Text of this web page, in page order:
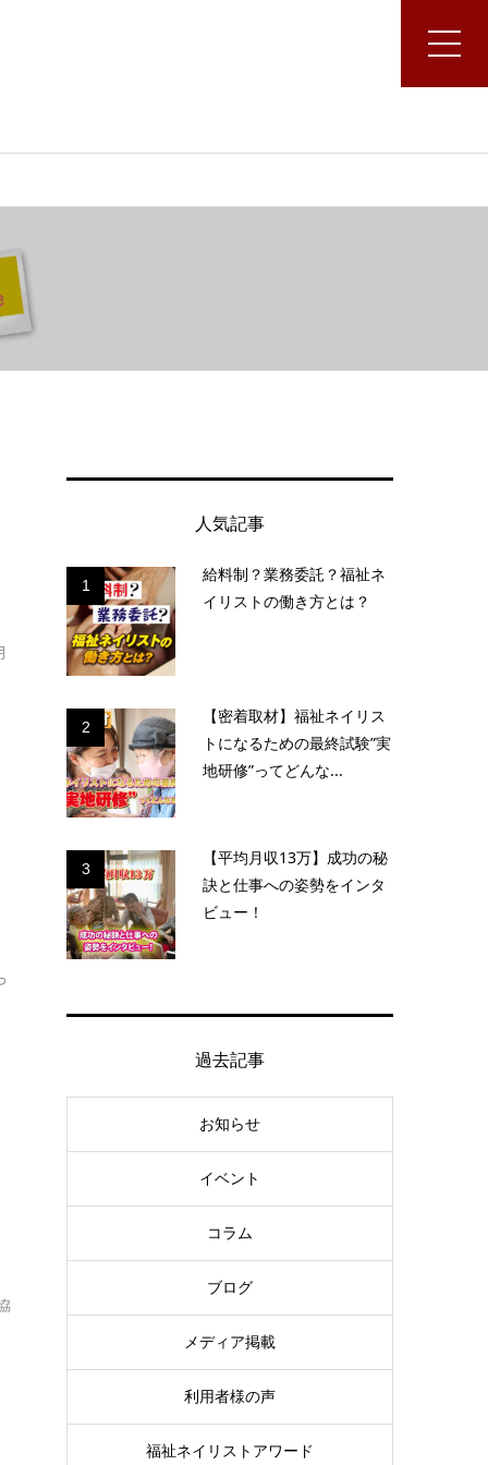
人気記事
1
給料制？業務委託？福祉ネ
イリストの働き方とは？
2
【密着取材】福祉ネイリス
トになるための最終試験”実
地研修”ってどんな...
3
【平均月収13万】成功の秘
訣と仕事への姿勢をインタ
ビュー！
過去記事
お知らせ
イベント
コラム
ブログ
メディア掲載
利用者様の声
福祉ネイリストアワード